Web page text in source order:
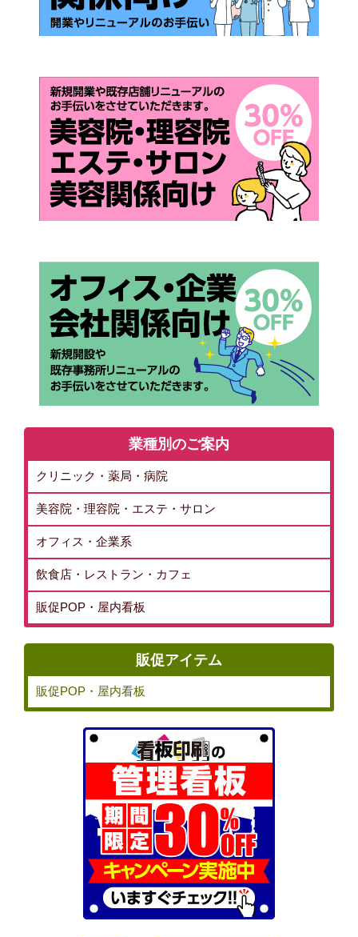
業種別のご案内
クリニック・薬局・病院
美容院・理容院・エステ・サロン
オフィス・企業系
飲食店・レストラン・カフェ
販促POP・屋内看板
販促アイテム
販促POP・屋内看板